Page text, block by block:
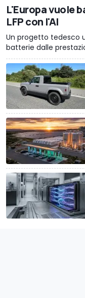
L'Europa vuole
LFP con l'AI
Un progetto tedesco
batterie dalle